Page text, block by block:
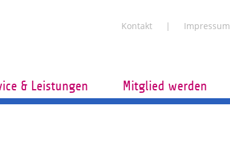
Kontakt Impressum
& Leistungen Mitglied werden